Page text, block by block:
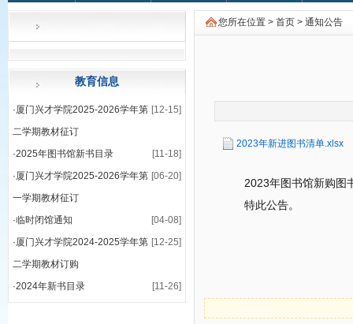
教育信息
[12-15]
·厦门兴才学院2025-2026学年第
二学期教材征订
[11-18]
·2025年图书馆新书目录
[06-20]
·厦门兴才学院2025-2026学年第
一学期教材征订
[04-08]
·临时闭馆通知
[12-25]
·厦门兴才学院2024-2025学年第
二学期教材订购
[11-26]
·2024年新书目录
您所在位置 > 首页 > 通知公告
2023年新进图书清单.xlsx
2023年图书馆新购图
特此公告。